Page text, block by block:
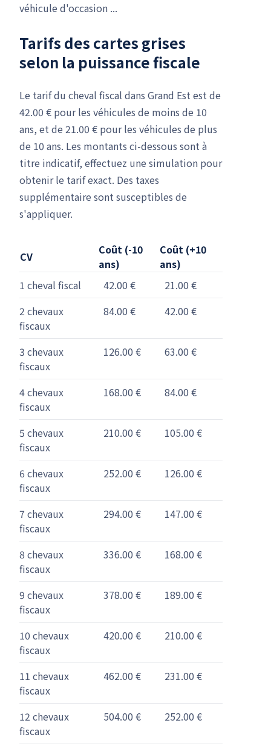
véhicule d'occasion ...
Tarifs des cartes grises
selon la puissance fiscale
Le tarif du cheval fiscal dans Grand Est est de
42.00 € pour les véhicules de moins de 10
ans, et de 21.00 € pour les véhicules de plus
de 10 ans. Les montants ci-dessous sont à
titre indicatif, effectuez une simulation pour
obtenir le tarif exact. Des taxes
supplémentaire sont susceptibles de
s'appliquer.
CV
Coût (-10
ans)
Coût (+10
ans)
1 cheval fiscal
42.00 €
21.00 €
2 chevaux
fiscaux
84.00 € 42.00 €
3 chevaux
fiscaux
126.00 € 63.00 €
4 chevaux
fiscaux
168.00 € 84.00 €
5 chevaux
fiscaux
210.00 € 105.00 €
6 chevaux
fiscaux
252.00 € 126.00 €
7 chevaux
fiscaux
294.00 € 147.00 €
8 chevaux
fiscaux
336.00 € 168.00 €
9 chevaux
fiscaux
378.00 € 189.00 €
10 chevaux
fiscaux
420.00 € 210.00 €
11 chevaux
fiscaux
462.00 € 231.00 €
12 chevaux
fiscaux
504.00 € 252.00 €